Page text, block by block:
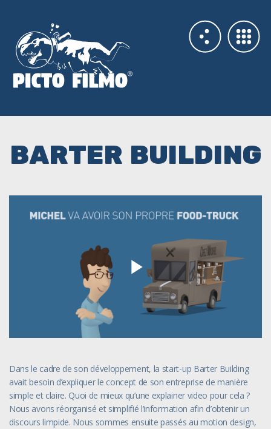
BARTER BUILDING
Play
Video
Dans le cadre de son développement, la start-up Barter Building
avait besoin d’expliquer le concept de son entreprise de manière
simple et claire. Quoi de mieux qu’une explainer video pour cela ?
Nous avons réorganisé et simplifié l’information afin d’obtenir un
discours limpide. Nous sommes ensuite passés au motion design,